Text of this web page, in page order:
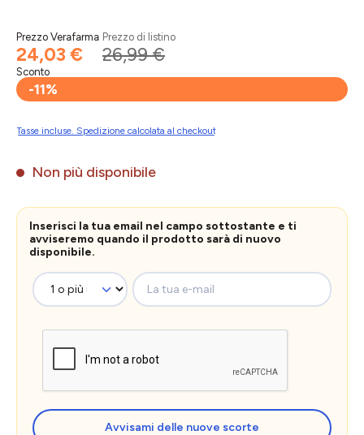
Prezzo Verafarma
24,03 €
Prezzo di listino
26,99 €
Sconto
-11%
Tasse incluse. Spedizione calcolata al checkout
Non più disponibile
Inserisci la tua email nel campo sottostante e ti
avviseremo quando il prodotto sarà di nuovo
disponibile.
La tua e-mail
Avvisami delle nuove scorte